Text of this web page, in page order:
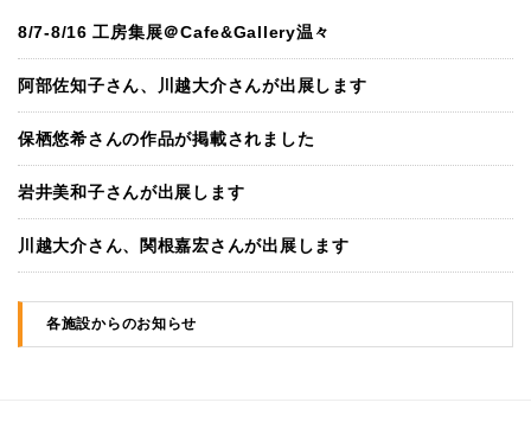
8/7-8/16 工房集展＠Cafe&Gallery温々
阿部佐知子さん、川越大介さんが出展します
保栖悠希さんの作品が掲載されました
岩井美和子さんが出展します
川越大介さん、関根嘉宏さんが出展します
各施設からのお知らせ